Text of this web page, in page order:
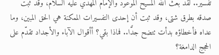
تفسير.. لقد بعث الله المسيح الموعود والإمام المهدي عليه السلام، وقد ثبت
صدقه بطرق شتى، وقد ثبت أن إحدى التفسيرات الممكنة هي الحق المبين، وما
عداه فأخطاؤه بدأت تتضح جدًّا.. فماذا بقي؟ أأقوال الآباء والأجداد تقدّم على
الحجج الدامغة؟